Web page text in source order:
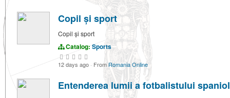
Copil și sport
Copil și sport
Catalog: Sports
12 days ago · FromRomania Online
Entenderea lumii a fotbalistului spaniol